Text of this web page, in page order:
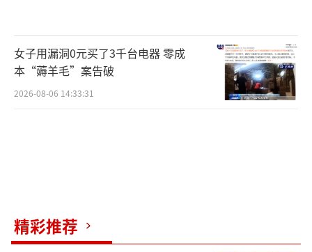
女子用漏洞0元买了3千台电器 零成
本“薅羊毛”案告破
2026-08-06 14:33:31
精彩推荐